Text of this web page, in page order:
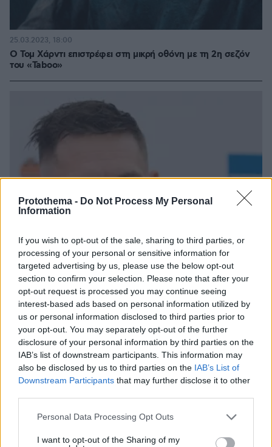
Protothema - Do Not Process My Personal
Information
If you wish to opt-out of the sale, sharing to third parties, or
processing of your personal or sensitive information for
targeted advertising by us, please use the below opt-out
section to confirm your selection. Please note that after your
opt-out request is processed you may continue seeing
interest-based ads based on personal information utilized by
us or personal information disclosed to third parties prior to
your opt-out. You may separately opt-out of the further
disclosure of your personal information by third parties on the
IAB’s list of downstream participants. This information may
also be disclosed by us to third parties on the IAB’s List of
Downstream Participants that may further disclose it to other
Please note that this website/app uses one or more Google
not limited to your visit or usage behaviour. You may click to
Personal Data Processing Opt Outs
I want to opt-out of the Sharing of my
Ο Τομ Χάρντι επιστρέφει στη μικρή οθόνη με τη 2η σεζόν
του «Taboo»
25.03.2023, 18:00
Τομ Χάρντι: Το Ζίου Ζίτσου με βοήθησε να ξεπεράσω τους
εθισμούς μου
22.09.2022, 16:35
Thema Insights